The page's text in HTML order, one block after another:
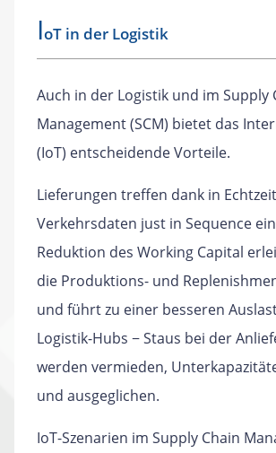
IoT in der Logistik
Auch in der Logistik und im Supply
Management (SCM) bietet das
(IoT) entscheidende Vorteile.
Lieferungen treffen dank in
Verkehrsdaten just in Sequence
Reduktion des Working Capital
die Produktions- und
und führt zu einer besseren
Logistik-Hubs − Staus bei der
werden vermieden,
und ausgeglichen.
IoT-Szenarien im Supply Chain